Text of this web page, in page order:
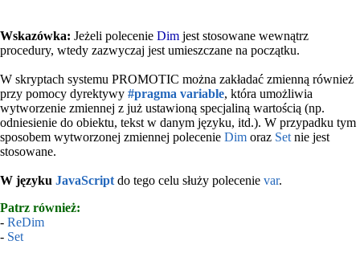
Wskazówka: Jeżeli polecenie Dim jest stosowane wewnątrz
procedury, wtedy zazwyczaj jest umieszczane na początku.
W skryptach systemu PROMOTIC można zakładać zmienną również
przy pomocy dyrektywy #pragma variable, która umożliwia
wytworzenie zmiennej z już ustawioną specjaliną wartością (np.
odniesienie do obiektu, tekst w danym języku, itd.). W przypadku tym
sposobem wytworzonej zmiennej polecenie Dim oraz Set nie jest
stosowane.
W języku JavaScript do tego celu służy polecenie var.
Patrz również:
- ReDim
- Set